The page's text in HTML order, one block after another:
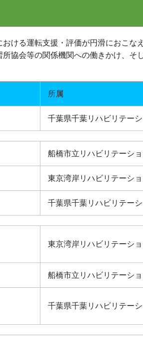
ける運転支援・評価が円滑におこな
協会等の関係機関への働きかけ、そ
所属
千葉県千葉リハビリテー
船橋市立リハビリテーシ
東京湾岸リハビリテーシ
千葉県千葉リハビリテー
東京湾岸リハビリテーシ
船橋市立リハビリテーシ
千葉県千葉リハビリテー